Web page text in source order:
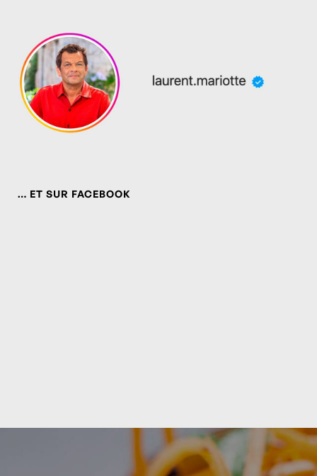
… ET SUR FACEBOOK